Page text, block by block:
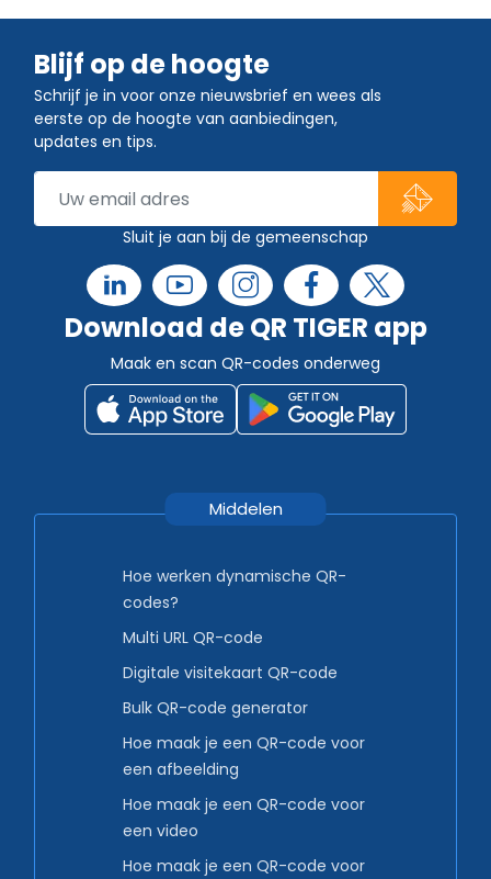
Blijf op de hoogte
Schrijf je in voor onze nieuwsbrief en wees als
eerste op de hoogte van aanbiedingen,
updates en tips.
Sluit je aan bij de gemeenschap
Download de QR TIGER app
Maak en scan QR-codes onderweg
Middelen
Hoe werken dynamische QR-
codes?
Multi URL QR-code
Digitale visitekaart QR-code
Bulk QR-code generator
Hoe maak je een QR-code voor
een afbeelding
Hoe maak je een QR-code voor
een video
Hoe maak je een QR-code voor